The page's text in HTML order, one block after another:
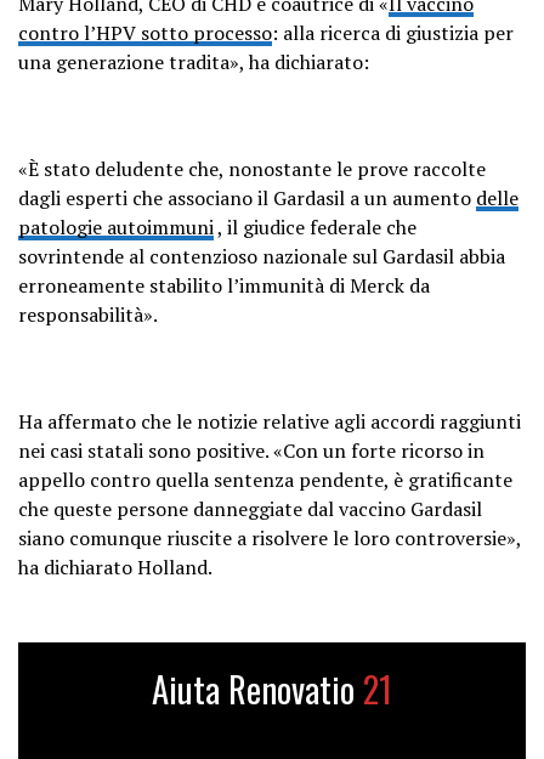
contro l’HPV sotto processo: alla ricerca di giustizia per
una generazione tradita», ha dichiarato:
«È stato deludente che, nonostante le prove raccolte
dagli esperti che associano il Gardasil a un aumento delle
patologie autoimmuni, il giudice federale che
sovrintende al contenzioso nazionale sul Gardasil abbia
erroneamente stabilito l’immunità di Merck da
responsabilità».
Ha affermato che le notizie relative agli accordi raggiunti
nei casi statali sono positive. «Con un forte ricorso in
appello contro quella sentenza pendente, è gratificante
che queste persone danneggiate dal vaccino Gardasil
siano comunque riuscite a risolvere le loro controversie»,
ha dichiarato Holland.
Aiuta Renovatio 21